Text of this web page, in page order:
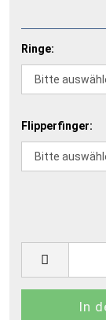
Ringe:
Flipperfinger: